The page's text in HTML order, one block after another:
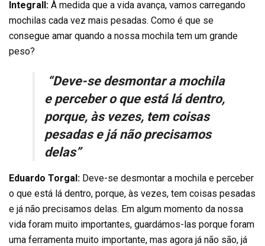
Integrall: À medida que a vida avança, vamos carregando
mochilas cada vez mais pesadas. Como é que se
consegue amar quando a nossa mochila tem um grande
peso?
“Deve-se desmontar a mochila
e perceber o que está lá dentro,
porque, às vezes, tem coisas
pesadas e já não precisamos
delas”
Eduardo Torgal: Deve-se desmontar a mochila e perceber
o que está lá dentro, porque, às vezes, tem coisas pesadas
e já não precisamos delas. Em algum momento da nossa
vida foram muito importantes, guardámos-las porque foram
uma ferramenta muito importante, mas agora já não são, já